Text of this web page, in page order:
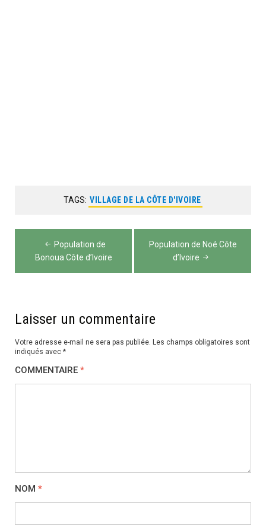
TAGS: VILLAGE DE LA CÔTE D'IVOIRE
Navigation
Population de
Bonoua Côte d’Ivoire
Population de Noé Côte
d’Ivoire
Laisser un commentaire
Votre adresse e-mail ne sera pas publiée. Les champs obligatoires sont
indiqués avec *
COMMENTAIRE *
NOM *